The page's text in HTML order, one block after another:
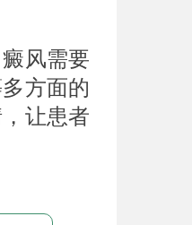
风需要
方面的
让患者